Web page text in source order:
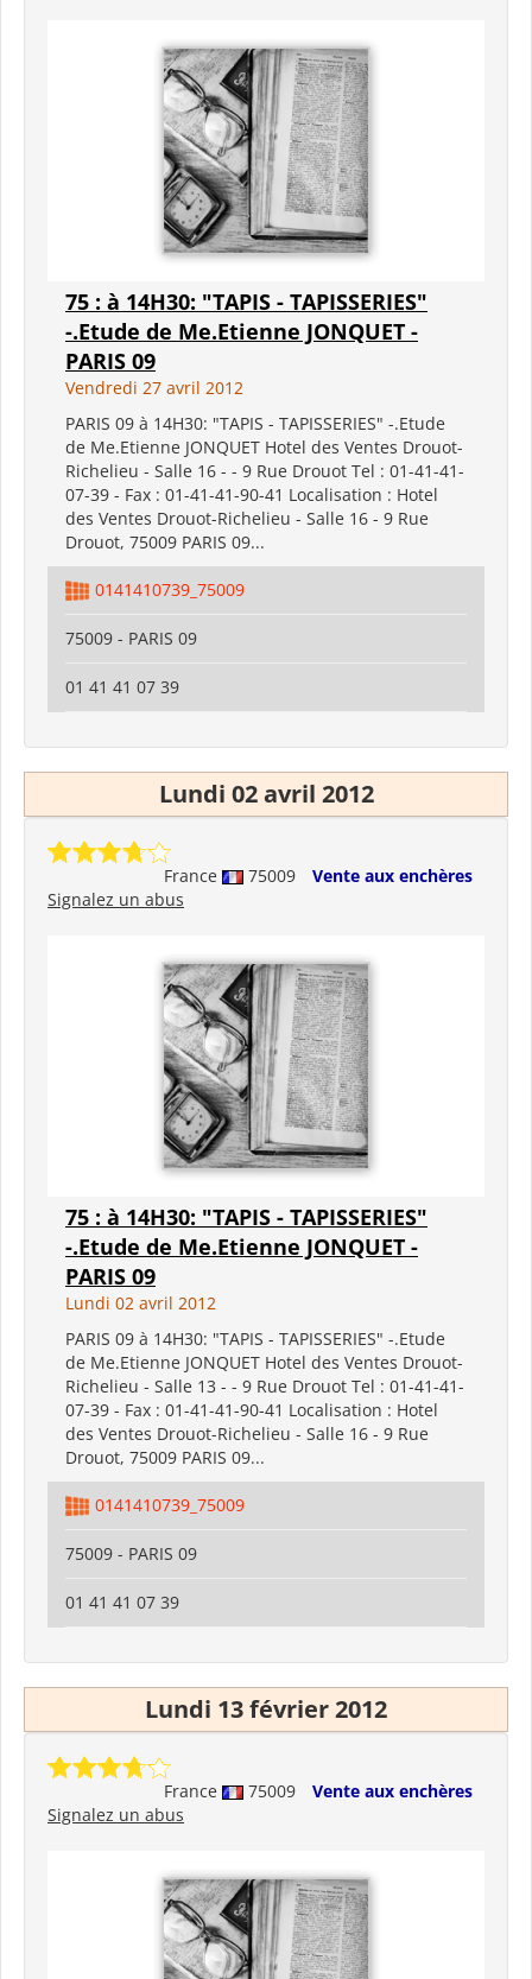
75 : à 14H30: "TAPIS - TAPISSERIES"
-.Etude de Me.Etienne JONQUET -
PARIS 09
Vendredi 27 avril 2012
PARIS 09 à 14H30: "TAPIS - TAPISSERIES" -.Etude
de Me.Etienne JONQUET Hotel des Ventes Drouot-
Richelieu - Salle 16 - - 9 Rue Drouot Tel : 01-41-41-
07-39 - Fax : 01-41-41-90-41 Localisation : Hotel
des Ventes Drouot-Richelieu - Salle 16 - 9 Rue
Drouot, 75009 PARIS 09...
0141410739_75009
75009 - PARIS 09
01 41 41 07 39
Lundi 02 avril 2012
France 75009
Vente aux enchères
Signalez un abus
75 : à 14H30: "TAPIS - TAPISSERIES"
-.Etude de Me.Etienne JONQUET -
PARIS 09
Lundi 02 avril 2012
PARIS 09 à 14H30: "TAPIS - TAPISSERIES" -.Etude
de Me.Etienne JONQUET Hotel des Ventes Drouot-
Richelieu - Salle 13 - - 9 Rue Drouot Tel : 01-41-41-
07-39 - Fax : 01-41-41-90-41 Localisation : Hotel
des Ventes Drouot-Richelieu - Salle 16 - 9 Rue
Drouot, 75009 PARIS 09...
0141410739_75009
75009 - PARIS 09
01 41 41 07 39
Lundi 13 février 2012
France 75009
Vente aux enchères
Signalez un abus